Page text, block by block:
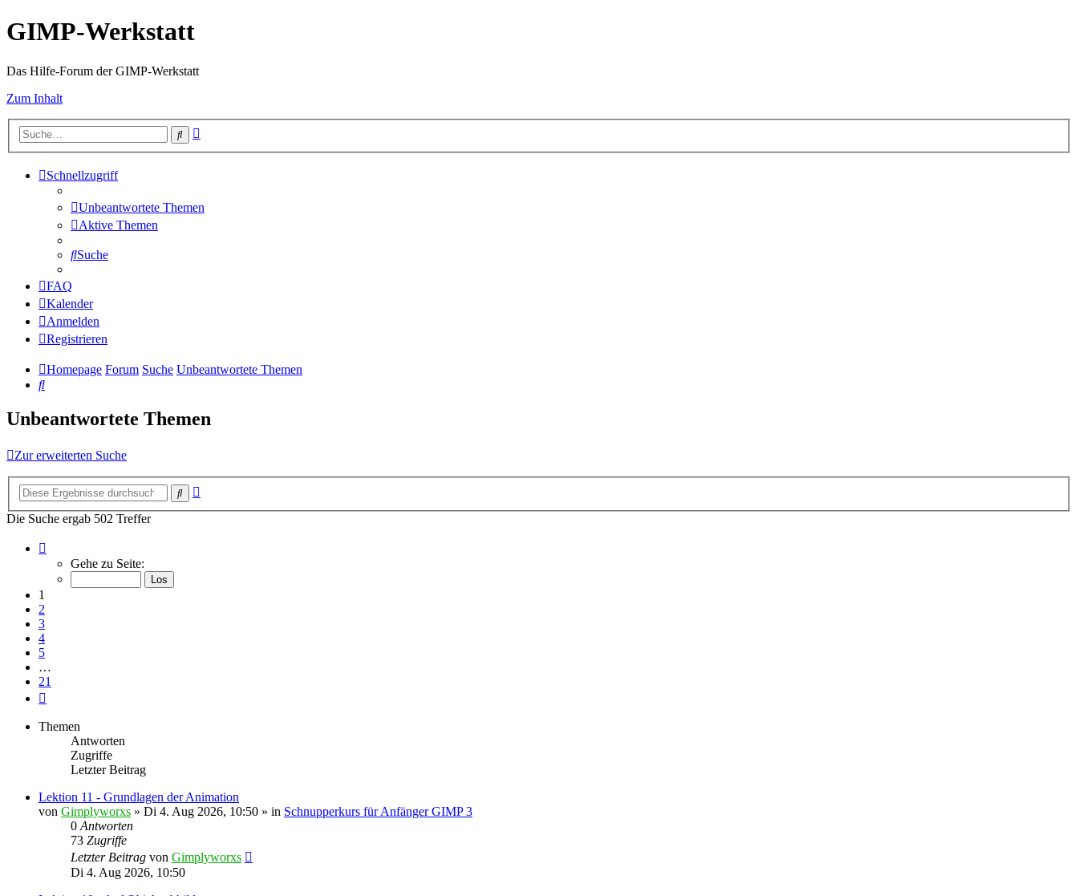
GIMP-Werkstatt
Das Hilfe-Forum der GIMP-Werkstatt
Zum Inhalt
Suche
Schnellzugriff
Unbeantwortete Themen
Aktive Themen
Suche
FAQ
Kalender
Anmelden
Registrieren
Homepage Forum Suche Unbeantwortete Themen
Suche
Unbeantwortete Themen
Zur erweiterten Suche
Suche
Die Suche ergab 502 Treffer
von
Gehe zu Seite:
1
2
3
4
5
…
21
Themen
Antworten
Zugriffe
Letzter Beitrag
Lektion 11 - Grundlagen der Animation
von Gimplyworxs » Di 4. Aug 2026, 10:50 » in Schnupperkurs für Anfänger GIMP 3
0 Antworten
73 Zugriffe
Letzter Beitrag von Gimplyworxs
Di 4. Aug 2026, 10:50